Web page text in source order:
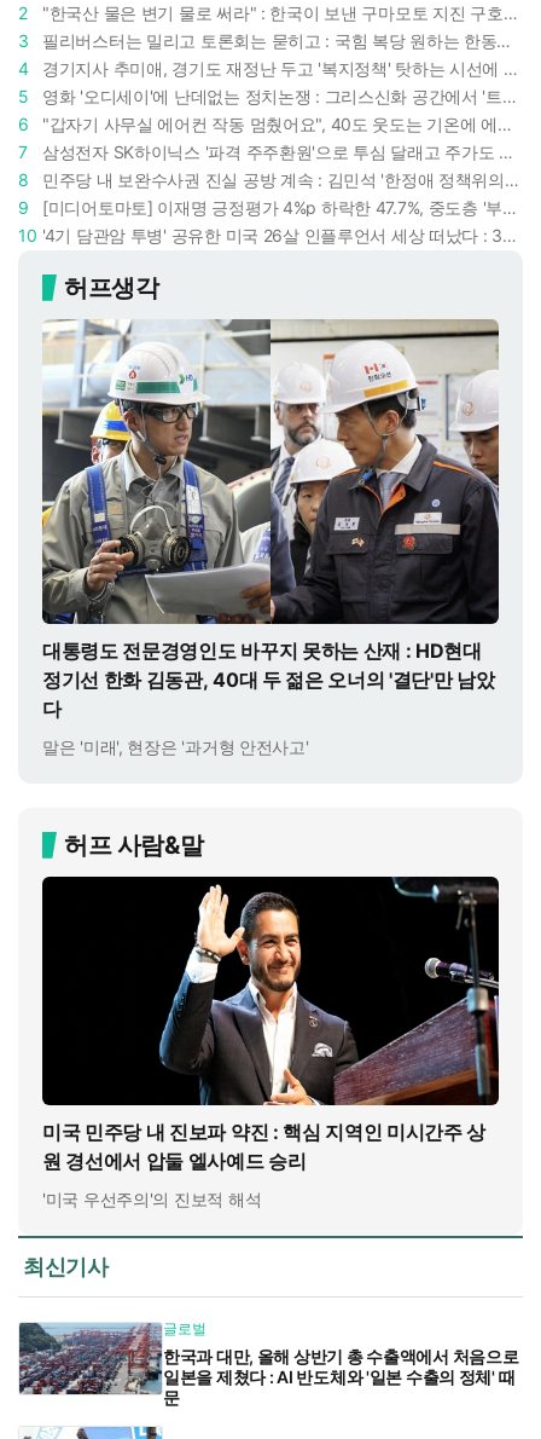
2
"한국산 물은 변기 물로 써라" : 한국이 보낸 구마모토 지진 구호품에 한 일본인의 '어처구니 없는' 반응
3
필리버스터는 밀리고 토론회는 묻히고 : 국힘 복당 원하는 한동훈, '검사 정치'의 한계만 드러내나
4
경기지사 추미애, 경기도 재정난 두고 '복지정책' 탓하는 시선에 정면 반박 : "고령자와 아이 인구 급증"
5
영화 '오디세이'에 난데없는 정치논쟁 : 그리스신화 공간에서 '트럼프 전쟁의 참혹함'이 보인다
6
"갑자기 사무실 에어컨 작동 멈췄어요", 40도 웃도는 기온에 에어컨도 숨이 찬다
7
삼성전자 SK하이닉스 '파격 주주환원'으로 투심 달래고 주가도 받칠까, 100조 넘는 추가 배당 재원에 쏠리는 눈
8
민주당 내 보완수사권 진실 공방 계속 : 김민석 '한정애 정책위의장' 발언 근거로 내세우자 사무총장 지낸 조승래 반박
9
[미디어토마토] 이재명 긍정평가 4%p 하락한 47.7%, 중도층 '부정 49.7% vs 긍정 42.9%'
10
'4기 담관암 투병' 공유한 미국 26살 인플루언서 세상 떠났다 : 3년간 보여준 희망과 용기
허프생각
대통령도 전문경영인도 바꾸지 못하는 산재 : HD현대
정기선 한화 김동관, 40대 두 젊은 오너의 '결단'만 남았
다
말은 '미래', 현장은 '과거형 안전사고'
허프 사람&말
미국 민주당 내 진보파 약진 : 핵심 지역인 미시간주 상
원 경선에서 압둘 엘사예드 승리
'미국 우선주의'의 진보적 해석
최신기사
글로벌
한국과 대만, 올해 상반기 총 수출액에서 처음으로
일본을 제쳤다 : AI 반도체와 '일본 수출의 정체' 때
문